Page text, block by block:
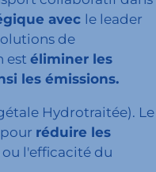
avec le leader
de
est éliminer les
les émissions.
Hydrotraitée). Le
réduire les
l'efficacité du